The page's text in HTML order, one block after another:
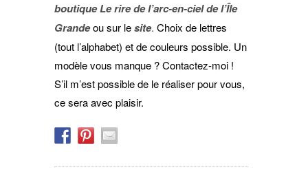
boutique Le rire de l’arc-en-ciel de l’Île
Grandeou sur lesite. Choix de lettres
(tout l’alphabet) et de couleurs possible. Un
modèle vous manque ? Contactez-moi !
S’il m’est possible de le réaliser pour vous,
ce sera avec plaisir.